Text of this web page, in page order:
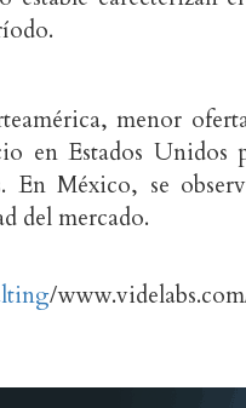
menor
en Estados Unidos
En México, se
del mercado.
/